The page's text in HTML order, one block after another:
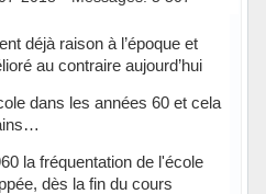
déjà raison à l’époque et
au contraire aujourd’hui
dans les années 60 et cela
la fréquentation de l'école
dès la fin du cours